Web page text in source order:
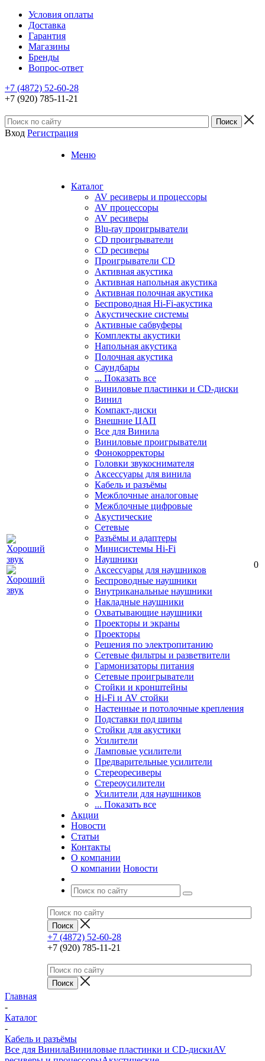
Условия оплаты
Доставка
Гарантия
Магазины
Бренды
Вопрос-ответ
+7 (4872) 52-60-28
+7 (920) 785-11-21
Вход Регистрация
Меню
Каталог
AV ресиверы и процессоры
AV процессоры
AV ресиверы
Blu-ray проигрыватели
CD проигрыватели
CD ресиверы
Проигрыватели CD
Активная акустика
Активная напольная акустика
Активная полочная акустика
Беспроводная Hi-Fi-акустика
Акустические системы
Активные сабвуферы
Комплекты акустики
Напольная акустика
Полочная акустика
Саундбары
... Показать все
Виниловые пластинки и CD-диски
Винил
Компакт-диски
Внешние ЦАП
Все для Винила
Виниловые проигрыватели
Фонокорректоры
Головки звукоснимателя
Аксессуары для винила
Кабель и разъёмы
Межблочные аналоговые
Межблочные цифровые
Акустические
Сетевые
Разъёмы и адаптеры
Минисистемы Hi-Fi
Наушники
Аксессуары для наушников
Беспроводные наушники
Внутриканальные наушники
Накладные наушники
Охватывающие наушники
Проекторы и экраны
Проекторы
Решения по электропитанию
Сетевые фильтры и разветвители
Гармонизаторы питания
Сетевые проигрыватели
Стойки и кронштейны
Hi-Fi и AV стойки
Настенные и потолочные крепления
Подставки под шипы
Стойки для акустики
Усилители
Ламповые усилители
Предварительные усилители
Стереоресиверы
Стереоусилители
Усилители для наушников
... Показать все
Акции
Новости
Статьи
Контакты
О компании
О компании Новости
+7 (4872) 52-60-28
+7 (920) 785-11-21
0
Главная
-
Каталог
-
Кабель и разъёмы
Все для ВинилаВиниловые пластинки и CD-дискиAV